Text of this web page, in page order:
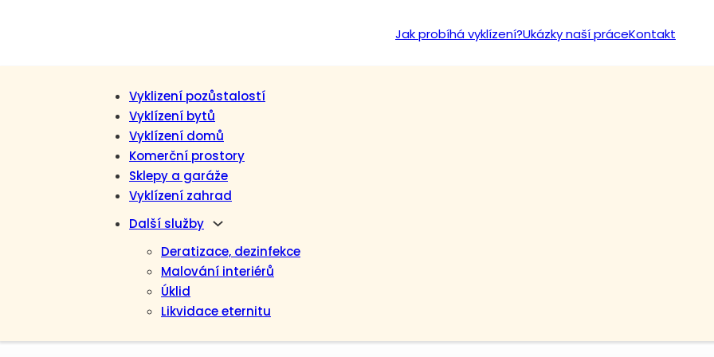
Jak probíhá vyklízení?Ukázky naší práceKontakt
Vyklizení pozůstalostí
Vyklízení bytů
Vyklízení domů
Komerční prostory
Sklepy a garáže
Vyklízení zahrad
Další služby
Deratizace, dezinfekce
Malování interiérů
Úklid
Likvidace eternitu